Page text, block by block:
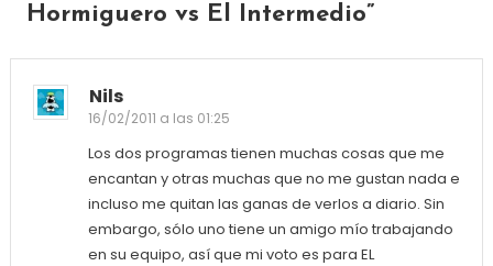
Hormiguero vs El Intermedio”
Nils
16/02/2011 a las 01:25
Los dos programas tienen muchas cosas que me
encantan y otras muchas que no me gustan nada e
incluso me quitan las ganas de verlos a diario. Sin
embargo, sólo uno tiene un amigo mío trabajando
en su equipo, así que mi voto es para EL